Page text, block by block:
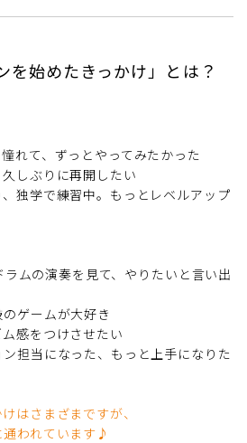
を始めたきっかけ」とは？
れて、ずっとやってみたかった
しぶりに再開したい
独学で練習中。もっとレベルアップ
ムの演奏を見て、やりたいと言い出
ゲームが大好き
感をつけさせたい
担当になった、もっと上手になりた
はさまざまですが、
われています♪